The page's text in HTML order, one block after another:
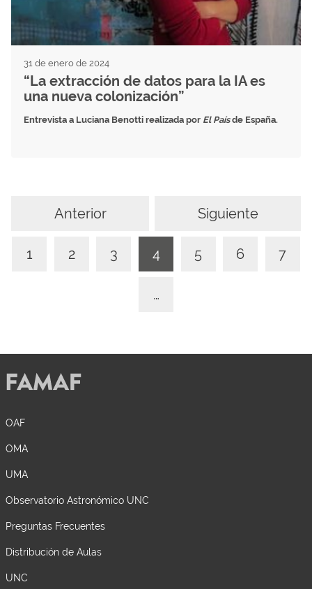
31 de enero de 2024
“La extracción de datos para la IA es
una nueva colonización”
Entrevista a Luciana Benotti realizada por El Paísde España.
Anterior Siguiente
1 2 3 4 5 6 7
…
OAF
OMA
UMA
Observatorio Astronómico UNC
Preguntas Frecuentes
Distribución de Aulas
UNC